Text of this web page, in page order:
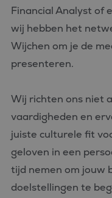
Financial Analyst of
wij hebben het
Wijchen om je de
presenteren.
Wij richten ons niet
vaardigheden en
juiste culturele fit
geloven in een
tijd nemen om jouw
doelstellingen te